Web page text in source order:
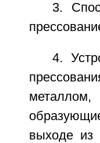
3.
4.
выходе из